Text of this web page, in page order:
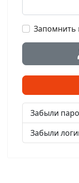
Запомнить
Забыли
Забыли